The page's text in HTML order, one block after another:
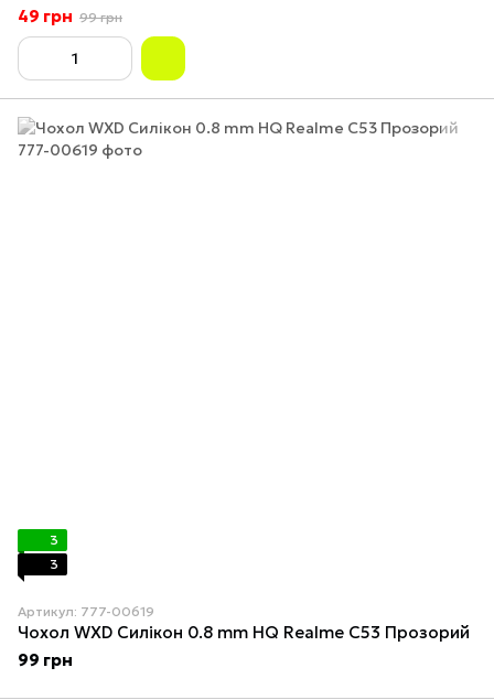
49 грн 99 грн
3
3
Артикул: 777-00619
Чохол WXD Силікон 0.8 mm HQ Realme C53 Прозорий
99 грн